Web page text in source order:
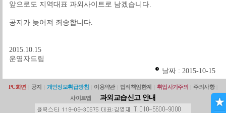
앞으로도 지역대표 과외사이트로 남겠습니다.
공지가 늦어져 죄송합니다.
2015.10.15
운영자드림
날짜 : 2015-10-15
PC화면 공지 개인정보취급방침 이용약관 법적책임한계 취업사기주의 주의사항
사이트맵
과외교습신고 안내